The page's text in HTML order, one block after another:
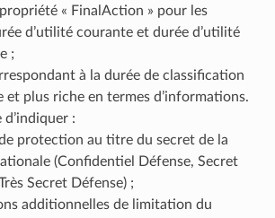
« FinalAction » pour les
d’utilité courante et durée d’utilité
;
à la durée de classification
et plus riche en termes d’informations.
d’indiquer :
protection au titre du secret de la
(Confidentiel Défense, Secret
Secret Défense) ;
additionnelles de limitation du